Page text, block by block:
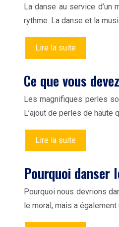
La danse au service
rythme. La danse et la
Lire la suite
Ce que vous
Les magnifiques perles
L’ajout de perles de haute
Lire la suite
Pourquoi danser
Pourquoi nous devrions
le moral, mais a